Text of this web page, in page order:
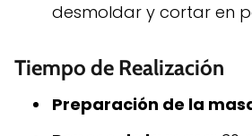
desmoldar y cortar en
Tiempo de Realización
Preparación de la